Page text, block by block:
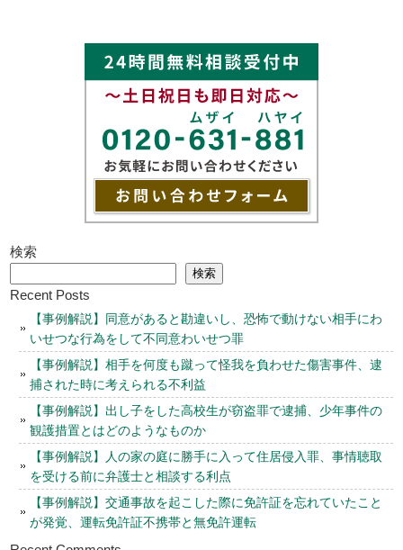
検索
検索
Recent Posts
【事例解説】同意があると勘違いし、恐怖で動けない相手にわ
いせつな行為をして不同意わいせつ罪
【事例解説】相手を何度も蹴って怪我を負わせた傷害事件、逮
捕された時に考えられる不利益
【事例解説】出し子をした高校生が窃盗罪で逮捕、少年事件の
観護措置とはどのようなものか
【事例解説】人の家の庭に勝手に入って住居侵入罪、事情聴取
を受ける前に弁護士と相談する利点
【事例解説】交通事故を起こした際に免許証を忘れていたこと
が発覚、運転免許証不携帯と無免許運転